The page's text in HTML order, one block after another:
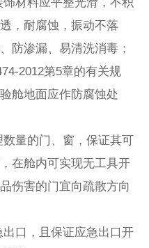
材料应平整光滑，不积
，耐腐蚀，振动不落
防渗漏、易清洗消毒；
2012第5章的有关规
舱地面应作防腐蚀处
量的门、窗，保证其可
在舱内可实现无工具开
伤害的门宜向疏散方向
口，且保证应急出口开